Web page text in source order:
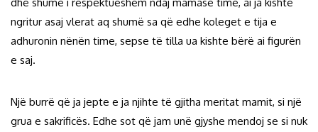
ngritur asaj vlerat aq shumë sa që edhe koleget e tija e
adhuronin nënën time, sepse të tilla ua kishte bërë ai figurën
e saj.
Një burrë që ja jepte e ja njihte të gjitha meritat mamit, si një
grua e sakrificës. Edhe sot që jam unë gjyshe mendoj se si nuk